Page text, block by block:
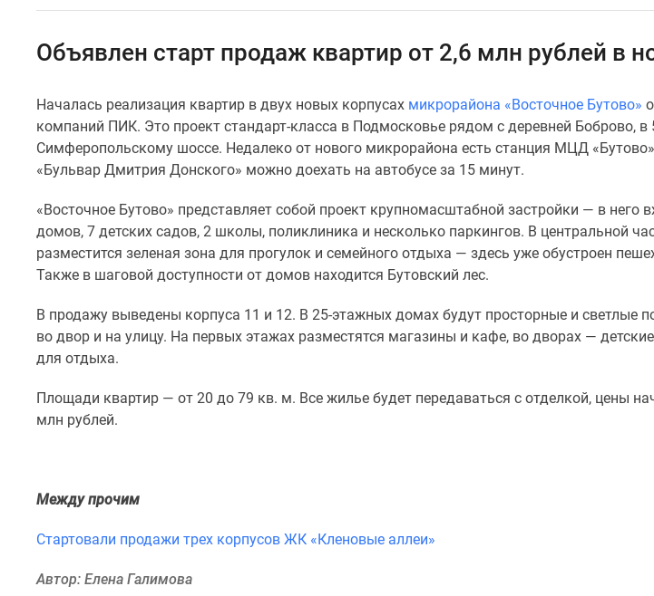
помещения
застройщики
Панорамы
новостроек
Видеообзор
новостроек
новостроек
Экология
Москвы
Студии
комнатные
комнатные
калькулятор
ипотека
ипотека
Объявлен старт продаж квартир от 2,6 млн рублей в
Началась реализация квартир в двух новых корпусах микрорайона «Восточное Бутово»
компаний ПИК. Это проект стандарт-класса в Подмосковье рядом с деревней Боброво,
Симферопольскому шоссе. Недалеко от нового микрорайона есть станция МЦД
«Бульвар Дмитрия Донского» можно доехать на автобусе за 15 минут.
«Восточное Бутово» представляет собой проект крупномасштабной застройки — в него
домов, 7 детских садов, 2 школы, поликлиника и несколько паркингов. В центральной
разместится зеленая зона для прогулок и семейного отдыха — здесь уже обустроен
Также в шаговой доступности от домов находится Бутовский лес.
В продажу выведены корпуса 11 и 12. В 25-этажных домах будут просторные и светлые
во двор и на улицу. На первых этажах разместятся магазины и кафе, во дворах —
для отдыха.
Площади квартир — от 20 до 79 кв. м. Все жилье будет передаваться с отделкой, цены
млн рублей.
Между прочим
Стартовали продажи трех корпусов ЖК «Кленовые аллеи»
Автор: Елена Галимова